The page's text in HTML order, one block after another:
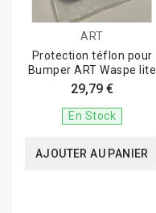
ART
Protection téflon pour
Bumper ART Waspe lite
29,79 €
En Stock
AJOUTER AU PANIER